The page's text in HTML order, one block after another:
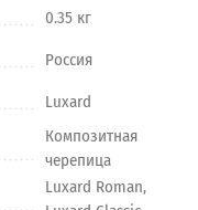
0.35 кг
Россия
Luxard
Композитная
черепица
Luxard Roman,